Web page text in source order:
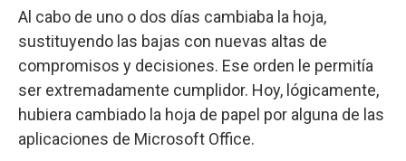
Al cabo de uno o dos días cambiaba la hoja,
sustituyendo las bajas con nuevas altas de
compromisos y decisiones. Ese orden le permitía
ser extremadamente cumplidor. Hoy, lógicamente,
hubiera cambiado la hoja de papel por alguna de las
aplicaciones de Microsoft Office.